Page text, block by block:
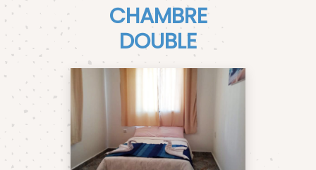
CHAMBRE
DOUBLE